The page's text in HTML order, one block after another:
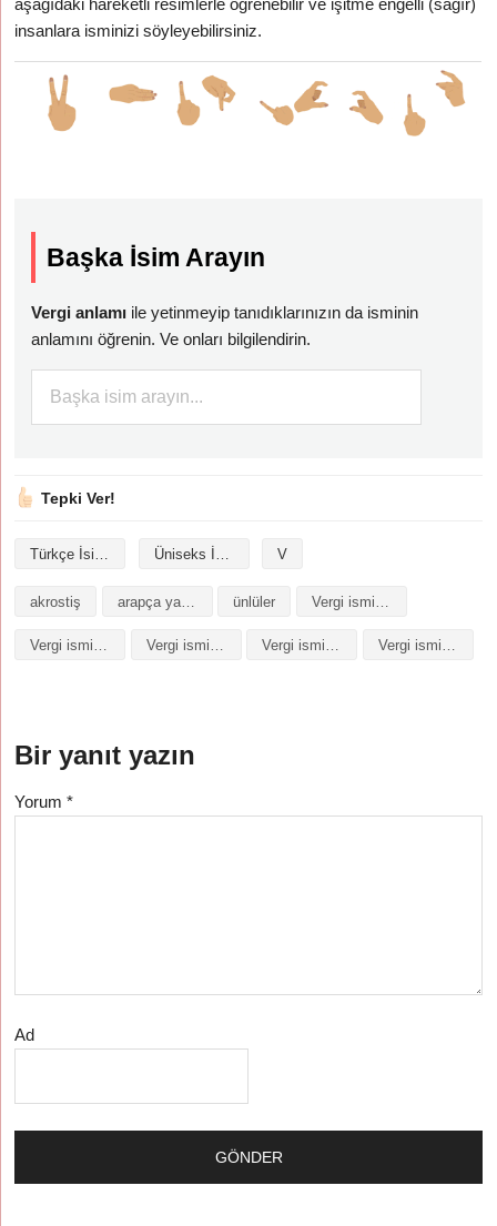
aşağıdaki hareketli resimlerle öğrenebilir ve işitme engelli (sağır)
insanlara isminizi söyleyebilirsiniz.
Başka İsim Arayın
Vergi anlamı ile yetinmeyip tanıdıklarınızın da isminin
anlamını öğrenin. Ve onları bilgilendirin.
Tepki Ver!
Türkçe İsimler Üniseks İsimler V
akrostiş arapça yazılışı ünlüler
Vergi isminin anlamı Vergi isminin baş harfleriyle şiir Vergi isminin kökeni Vergi isminin numerolojisi
Bir yanıt yazın
Yorum*
Ad